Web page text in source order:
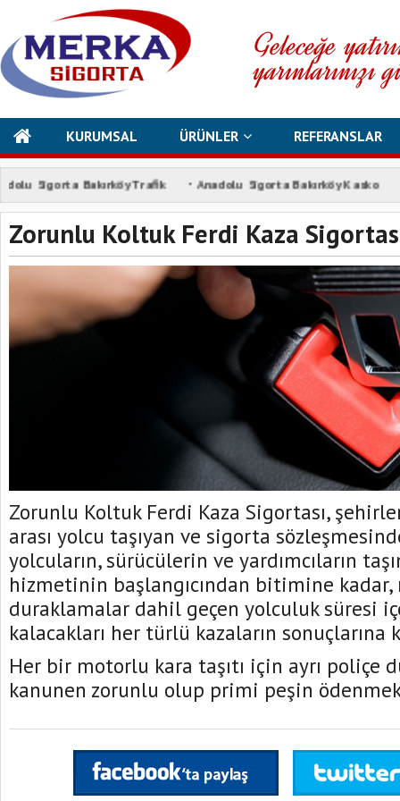
KURUMSAL ÜRÜNLER REFERANSLAR
Sigorta Bakırköy Trafik · Anadolu Sigorta Bakırköy Kasko ·
Zorunlu Koltuk Ferdi Kaza
Zorunlu Koltuk Ferdi Kaza Sigortası,
arası yolcu taşıyan ve sigorta
yolcuların, sürücülerin ve yardımcıların
hizmetinin başlangıcından bitimine kadar,
duraklamalar dahil geçen yolculuk süresi
kalacakları her türlü kazaların sonuçlarına
Her bir motorlu kara taşıtı için ayrı poliçe
kanunen zorunlu olup primi peşin